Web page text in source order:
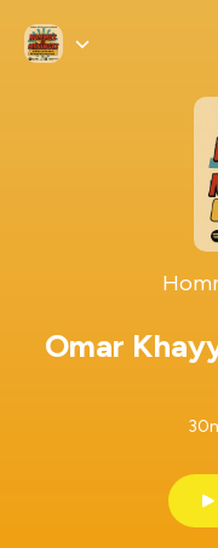
Omar